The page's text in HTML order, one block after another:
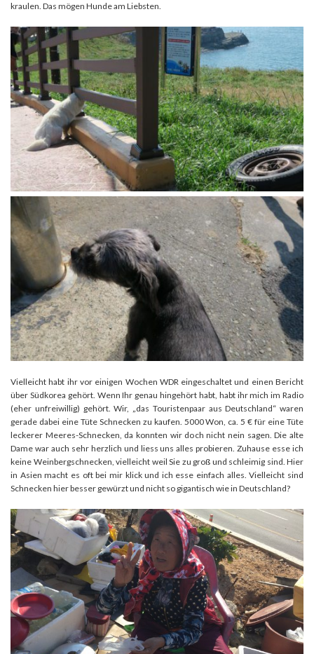
kraulen. Das mögen Hunde am Liebsten.
Vielleicht habt ihr vor einigen Wochen WDR eingeschaltet und einen Bericht
über Südkorea gehört. Wenn Ihr genau hingehört habt, habt ihr mich im Radio
(eher unfreiwillig) gehört. Wir, „das Touristenpaar aus Deutschland“ waren
gerade dabei eine Tüte Schnecken zu kaufen. 5000 Won, ca. 5 € für eine Tüte
leckerer Meeres-Schnecken, da konnten wir doch nicht nein sagen. Die alte
Dame war auch sehr herzlich und liess uns alles probieren. Zuhause esse ich
keine Weinbergschnecken, vielleicht weil Sie zu groß und schleimig sind. Hier
in Asien macht es oft bei mir klick und ich esse einfach alles. Vielleicht sind
Schnecken hier besser gewürzt und nicht so gigantisch wie in Deutschland?